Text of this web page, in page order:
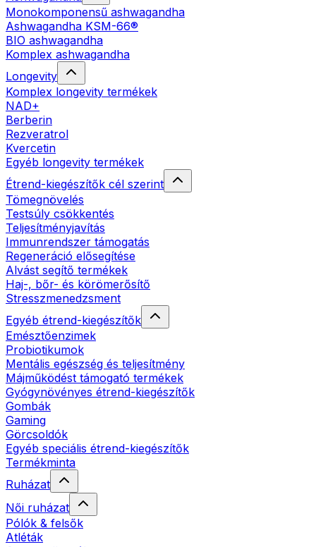
Monokomponensű ashwagandha
Ashwagandha KSM-66®
BIO ashwagandha
Komplex ashwagandha
Longevity
Komplex longevity termékek
NAD+
Berberin
Rezveratrol
Kvercetin
Egyéb longevity termékek
Étrend-kiegészítők cél szerint
Tömegnövelés
Testsúly csökkentés
Teljesítményjavítás
Immunrendszer támogatás
Regeneráció elősegítése
Alvást segítő termékek
Haj-, bőr- és körömerősítő
Stresszmenedzsment
Egyéb étrend-kiegészítők
Emésztőenzimek
Probiotikumok
Mentális egészség és teljesítmény
Májműködést támogató termékek
Gyógynövényes étrend-kiegészítők
Gombák
Gaming
Görcsoldók
Egyéb speciális étrend-kiegészítők
Termékminta
Ruházat
Női ruházat
Pólók & felsők
Atléták